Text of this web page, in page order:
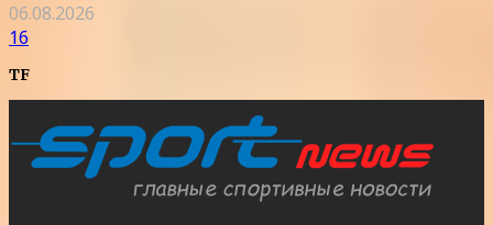
06.08.2026
16
TF